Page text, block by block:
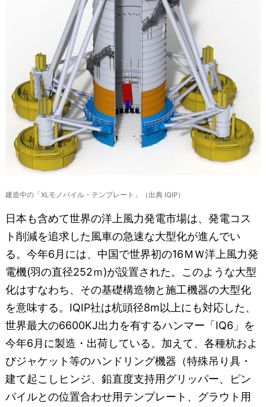
建造中の「XLモノパイル・テンプレート」（出典 IQIP）
日本も含めて世界の洋上風力発電市場は、発電コス
ト削減を追求した風車の急速な大型化が進んでい
る。今年6月には、中国で世界初の16ＭＷ洋上風力発
電機(羽の直径252ｍ)が設置された。このような大型
化はすなわち、その基礎構造物と施工機器の大型化
を意味する。IQIP社は杭頭径8m以上にも対応した、
世界最大の6600KJ出力を有するハンマー「IQ6」を
今年6月に製造・出荷している。加えて、各種杭およ
びジャケット等のハンドリング機器（特殊吊り具・
建て起こしヒンジ、鉛直度支持用グリッパー、ピン
パイルとの位置合わせ用テンプレート、グラウト用